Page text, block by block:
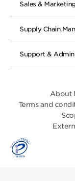
Sales & Marketing
Supply Chain
Support &
About
Terms and